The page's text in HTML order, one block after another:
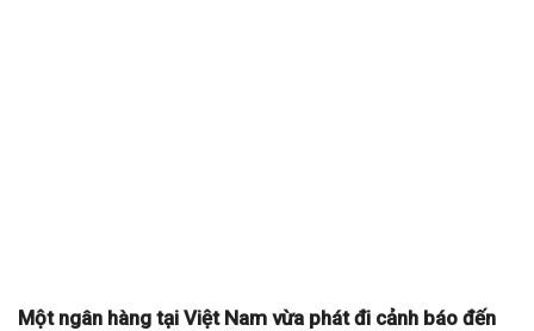
Một ngân hàng tại Việt Nam vừa phát đi cảnh báo đến